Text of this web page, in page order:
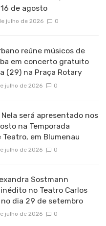
de agosto
julho de 2026 0
reúne músicos de
em concerto gratuito
(29) na Praça Rotary
julho de 2026 0
será apresentado nos
na Temporada
em Blumenau
julho de 2026 0
Sostmann
no Teatro Carlos
no dia 29 de setembro
julho de 2026 0